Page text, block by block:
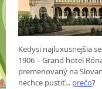
Kedysi najluxusnejšia
1906 – Grand hotel
premenovaný na
nechce pustiť... prečo?